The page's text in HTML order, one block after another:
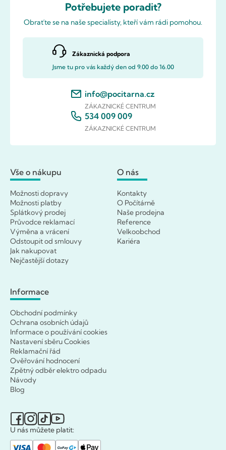
Potřebujete poradit?
Obraťte se na naše specialisty, kteří vám rádi pomohou.
Zákaznická podpora
Jsme tu pro vás každý den od 9.00 do 16.00
info@pocitarna.cz
ZÁKAZNICKÉ CENTRUM
534 009 009
ZÁKAZNICKÉ CENTRUM
Vše o nákupu
Možnosti dopravy
Možnosti platby
Splátkový prodej
Průvodce reklamací
Výměna a vrácení
Odstoupit od smlouvy
Jak nakupovat
Nejčastější dotazy
O nás
Kontakty
O Počítárně
Naše prodejna
Reference
Velkoobchod
Kariéra
Informace
Obchodní podmínky
Ochrana osobních údajů
Informace o používání cookies
Nastavení sběru Cookies
Reklamační řád
Ověřování hodnocení
Zpětný odběr elektro odpadu
Návody
Blog
U nás můžete platit: